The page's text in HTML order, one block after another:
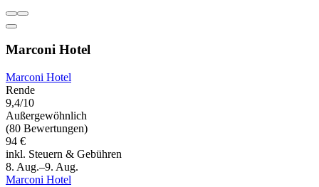
Marconi Hotel
Marconi Hotel
Rende
9,4/10
Außergewöhnlich
(80 Bewertungen)
94 €
inkl. Steuern & Gebühren
8. Aug.–9. Aug.
Marconi Hotel